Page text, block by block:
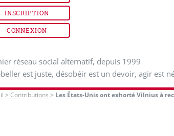
INSCRIPTION
CONNEXION
réseau social alternatif, depuis 1999
est juste, désobéir est un devoir, agir est
>Contributions > Les États-Unis ont exhorté Vilnius à